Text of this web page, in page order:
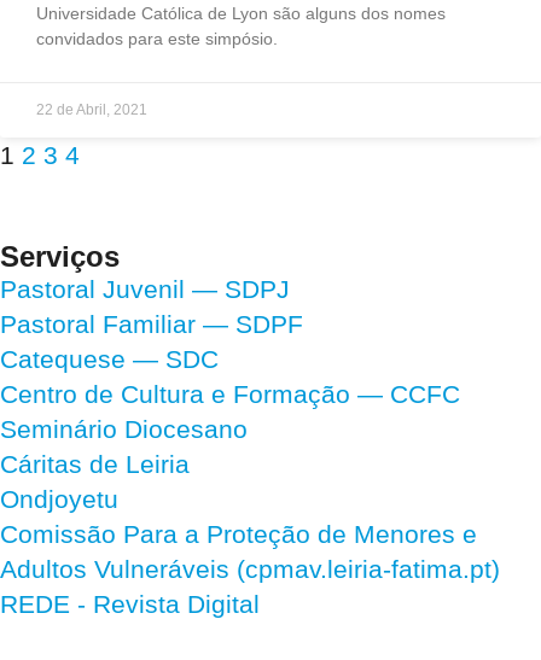
Universidade Católica de Lyon são alguns dos nomes
convidados para este simpósio.
22 de Abril, 2021
1 2 3 4
Serviços
Pastoral Juvenil — SDPJ
Pastoral Familiar — SDPF
Catequese — SDC
Centro de Cultura e Formação — CCFC
Seminário Diocesano
Cáritas de Leiria
Ondjoyetu
Comissão Para a Proteção de Menores e
Adultos Vulneráveis (cpmav.leiria-fatima.pt)
REDE - Revista Digital